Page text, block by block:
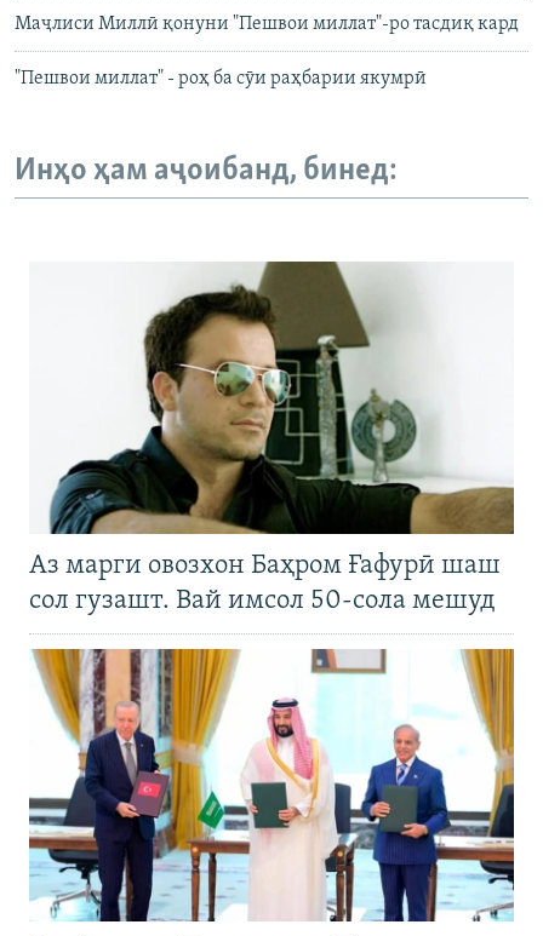
Маҷлиси Миллӣ қонуни "Пешвои миллат"-ро тасдиқ кард
"Пешвои миллат" - роҳ ба сӯи раҳбарии якумрӣ
Инҳо ҳам аҷоибанд, бинед:
Аз марги овозхон Баҳром Ғафурӣ шаш
сол гузашт. Вай имсол 50-сола мешуд